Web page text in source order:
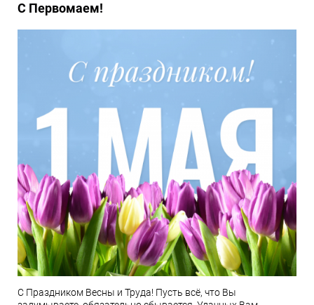
С Первомаем!
С Праздником Весны и Труда! Пусть всё, что Вы